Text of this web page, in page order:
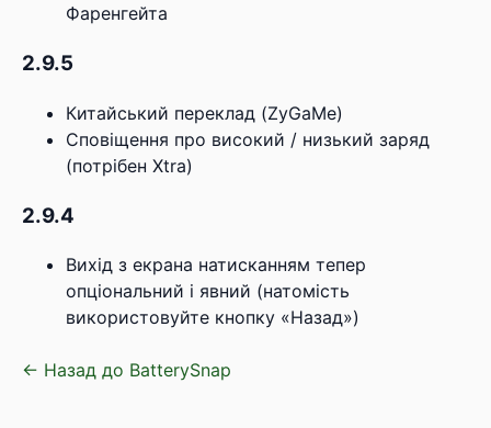
Фаренгейта
2.9.5
Китайський переклад (ZyGaMe)
Сповіщення про високий / низький заряд
(потрібен Xtra)
2.9.4
Вихід з екрана натисканням тепер
опціональний і явний (натомість
використовуйте кнопку «Назад»)
← Назад до BatterySnap